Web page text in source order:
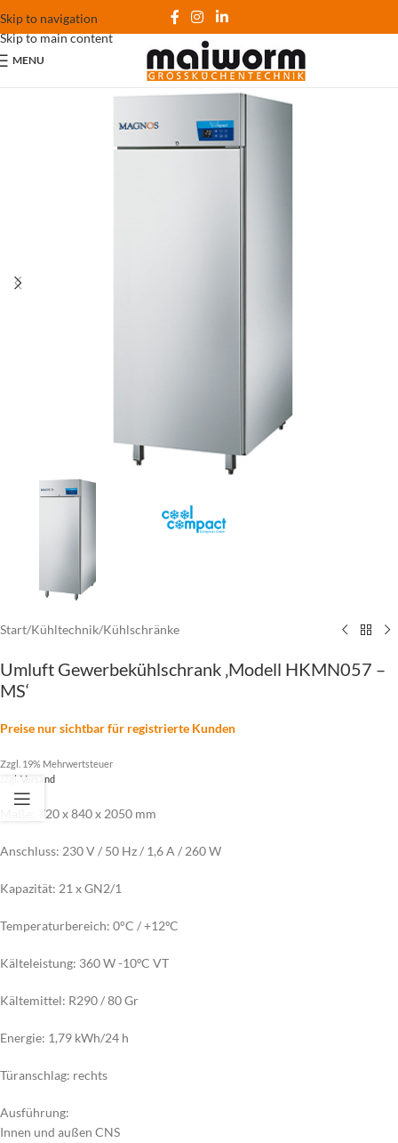
Skip to navigation
Skip to main content
MENU
Start/Kühltechnik/Kühlschränke
Umluft Gewerbekühlschrank ‚Modell HKMN057 –
MS‘
Preise nur sichtbar für registrierte Kunden
Zzgl. 19% Mehrwertsteuer
zzgl. Versand
Maße: 720 x 840 x 2050 mm
Anschluss: 230 V / 50 Hz / 1,6 A / 260 W
Kapazität: 21 x GN2/1
Temperaturbereich: 0°C / +12ºC
Kälteleistung: 360 W -10ºC VT
Kältemittel: R290 / 80 Gr
Energie: 1,79 kWh/24 h
Türanschlag: rechts
Ausführung:
Innen und außen CNS